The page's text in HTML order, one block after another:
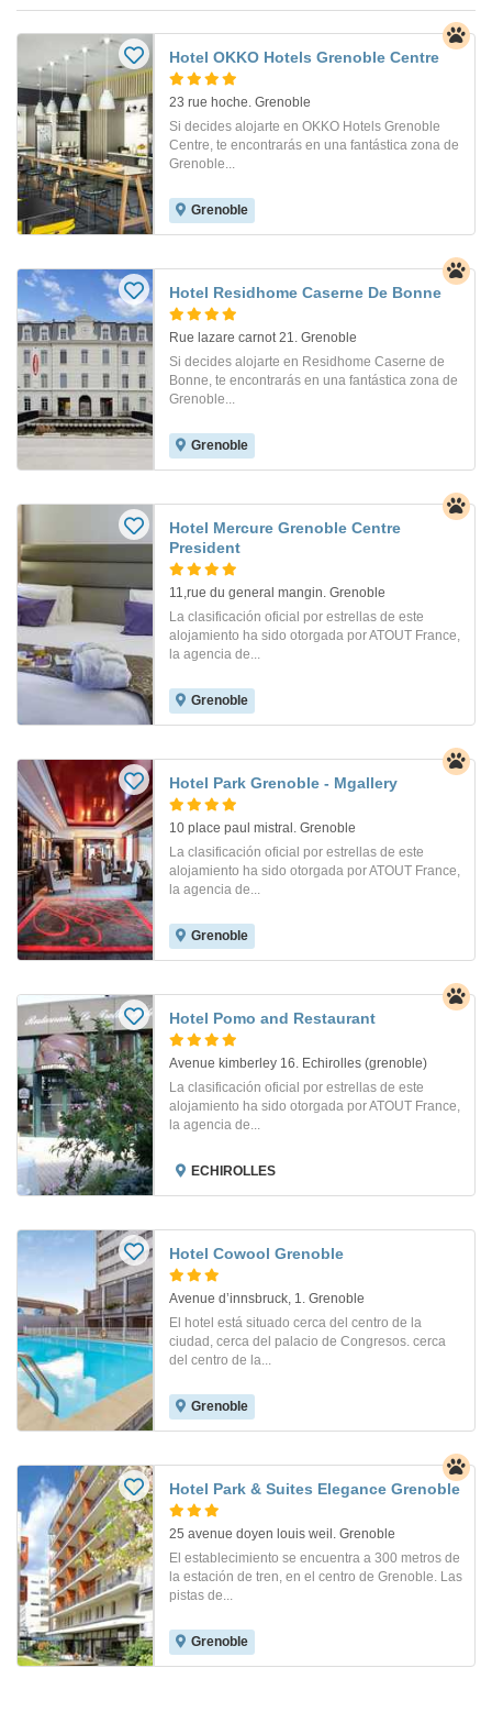
Hotel OKKO Hotels Grenoble Centre
23 rue hoche. Grenoble
Si decides alojarte en OKKO Hotels Grenoble
Centre, te encontrarás en una fantástica zona de
Grenoble...
Grenoble
Hotel Residhome Caserne De Bonne
Rue lazare carnot 21. Grenoble
Si decides alojarte en Residhome Caserne de
Bonne, te encontrarás en una fantástica zona de
Grenoble...
Grenoble
Hotel Mercure Grenoble Centre
President
11,rue du general mangin. Grenoble
La clasificación oficial por estrellas de este
alojamiento ha sido otorgada por ATOUT France,
la agencia de...
Grenoble
Hotel Park Grenoble - Mgallery
10 place paul mistral. Grenoble
La clasificación oficial por estrellas de este
alojamiento ha sido otorgada por ATOUT France,
la agencia de...
Grenoble
Hotel Pomo and Restaurant
Avenue kimberley 16. Echirolles (grenoble)
La clasificación oficial por estrellas de este
alojamiento ha sido otorgada por ATOUT France,
la agencia de...
ECHIROLLES
Hotel Cowool Grenoble
Avenue d’innsbruck, 1. Grenoble
El hotel está situado cerca del centro de la
ciudad, cerca del palacio de Congresos. cerca
del centro de la...
Grenoble
Hotel Park & Suites Elegance Grenoble
25 avenue doyen louis weil. Grenoble
El establecimiento se encuentra a 300 metros de
la estación de tren, en el centro de Grenoble. Las
pistas de...
Grenoble